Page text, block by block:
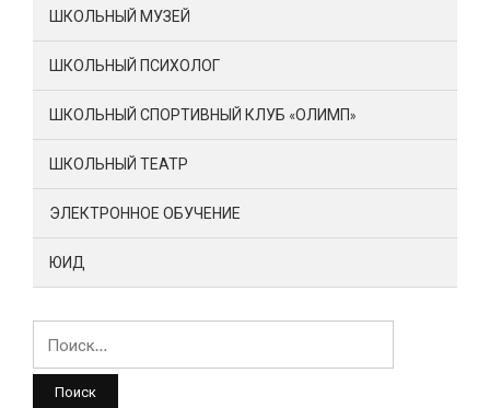
ШКОЛЬНЫЙ МУЗЕЙ
ШКОЛЬНЫЙ ПСИХОЛОГ
ШКОЛЬНЫЙ СПОРТИВНЫЙ КЛУБ «ОЛИМП»
ШКОЛЬНЫЙ ТЕАТР
ЭЛЕКТРОННОЕ ОБУЧЕНИЕ
ЮИД